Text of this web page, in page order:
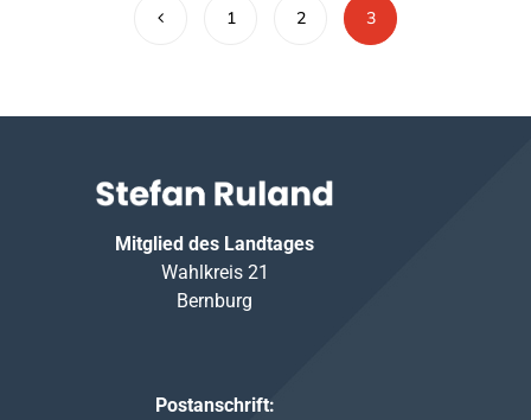
1 2 3
Mitglied des Landtages
Wahlkreis 21
Bernburg
Postanschrift: